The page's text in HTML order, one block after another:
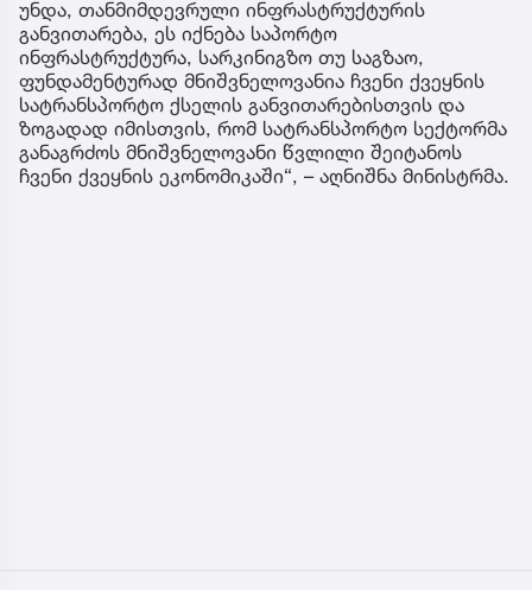
უნდა, თანმიმდევრული ინფრასტრუქტურის
განვითარება, ეს იქნება საპორტო
ინფრასტრუქტურა, სარკინიგზო თუ საგზაო,
ფუნდამენტურად მნიშვნელოვანია ჩვენი ქვეყნის
სატრანსპორტო ქსელის განვითარებისთვის და
ზოგადად იმისთვის, რომ სატრანსპორტო სექტორმა
განაგრძოს მნიშვნელოვანი წვლილი შეიტანოს
ჩვენი ქვეყნის ეკონომიკაში“, – აღნიშნა მინისტრმა.